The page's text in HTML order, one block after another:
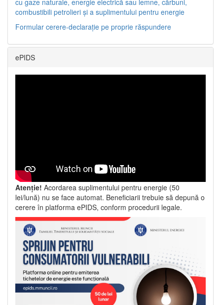
cu gaze naturale, energie electrică sau lemne, cărbuni,
combustibili petrolieri și a suplimentului pentru energie
Formular cerere-declarație pe proprie răspundere
ePIDS
Atenție! Acordarea suplimentului pentru energie (50
lei/lună) nu se face automat. Beneficiarii trebuie să depună o
cerere în platforma ePIDS, conform procedurii legale.